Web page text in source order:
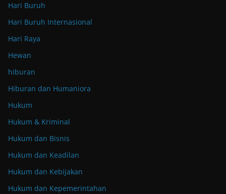
Hari Buruh
Hari Buruh Internasional
Hari Raya
Hewan
hiburan
Hiburan dan Humaniora
Hukum
Hukum & Kriminal
Hukum dan Bisnis
Hukum dan Keadilan
Hukum dan Kebijakan
Hukum dan Kepemerintahan